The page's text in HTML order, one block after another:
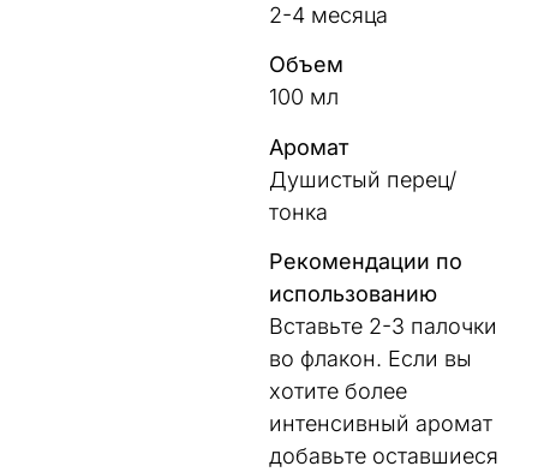
2-4 месяца
Объем
100 мл
Аромат
Душистый перец/
тонка
Рекомендации по
использованию
Вставьте 2-3 палочки
во флакон. Если вы
хотите более
интенсивный аромат
добавьте оставшиеся